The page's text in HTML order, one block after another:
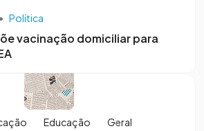
• Política
vacinação domiciliar para
Educação Geral